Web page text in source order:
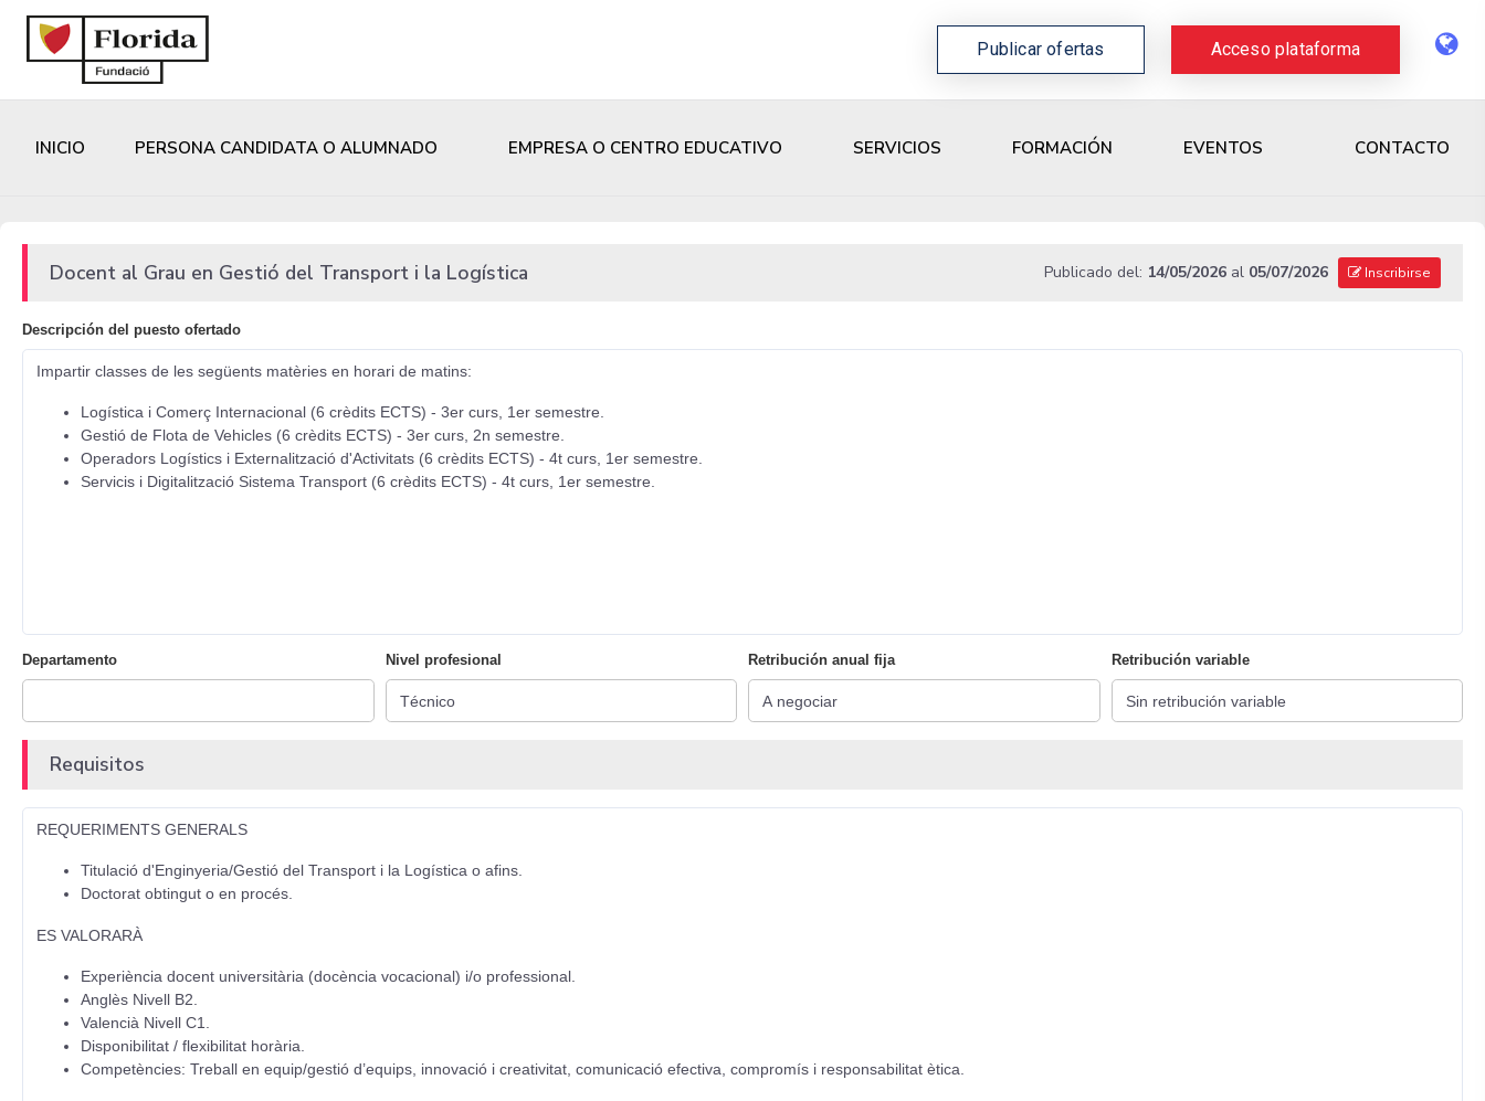
Publicar ofertas Acceso plataforma
INICIO PERSONA CANDIDATA O ALUMNADO EMPRESA O CENTRO EDUCATIVO SERVICIOS FORMACIÓN EVENTOS CONTACTO
Docent al Grau en Gestió del Transport i la Logística Publicado del: 14/05/2026al 05/07/2026 Inscribirse
Descripción del puesto ofertado
Impartir classes de les següents matèries en horari de matins:
Logística i Comerç Internacional (6 crèdits ECTS) - 3er curs, 1er semestre.
Gestió de Flota de Vehicles (6 crèdits ECTS) - 3er curs, 2n semestre.
Operadors Logístics i Externalització d'Activitats (6 crèdits ECTS) - 4t curs, 1er semestre.
Servicis i Digitalització Sistema Transport (6 crèdits ECTS) - 4t curs, 1er semestre.
Departamento Nivel profesional Retribución anual fija Retribución variable
Requisitos
REQUERIMENTS GENERALS
Titulació d'Enginyeria/Gestió del Transport i la Logística o afins.
Doctorat obtingut o en procés.
ES VALORARÀ
Experiència docent universitària (docència vocacional) i/o professional.
Anglès Nivell B2.
Valencià Nivell C1.
Disponibilitat / flexibilitat horària.
Competències: Treball en equip/gestió d’equips, innovació i creativitat, comunicació efectiva, compromís i responsabilitat ètica.